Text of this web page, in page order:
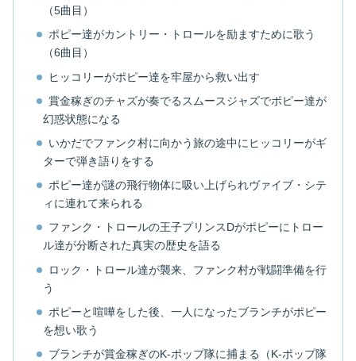
（5曲目）
ポピー達がカントリー・トロールを励ますために歌う
（6曲目）
ヒッコリーがポピー達を牢屋から救い出す
賞金稼ぎのチャズが奏でるスムースジャズでポピー達が
幻惑状態になる
いかだでファンク村に向かう旅の途中にヒッコリーがギ
ターで弾き語りをする
ポピー達が謎の飛行物体に吸い上げられヴァイブ・シテ
ィに連れて来られる
ファンク・トロールの王子プリンスDがポピーにトロー
ル達が分断された真実の歴史を語る
ロック・トロール達が襲来、ファンク村が戦闘準備を行
う
ポピーと喧嘩をした後、一人になったブランチがポピー
を想い歌う
ブランチが賞金稼ぎのK-ポップ隊に捕まる（K-ポップ隊